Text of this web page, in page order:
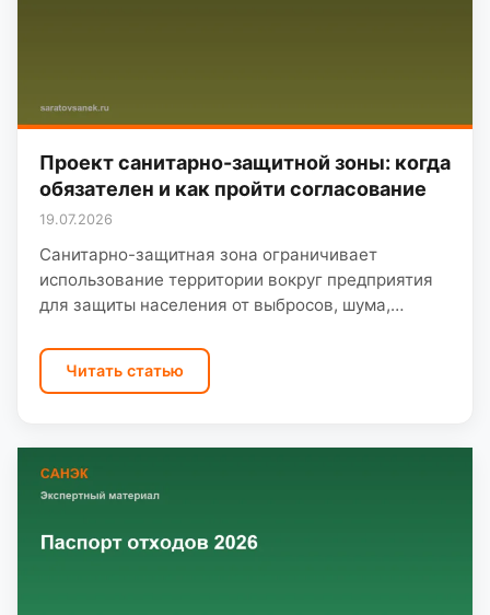
Проект санитарно-защитной зоны: когда
обязателен и как пройти согласование
19.07.2026
Санитарно-защитная зона ограничивает
использование территории вокруг предприятия
для защиты населения от выбросов, шума,
реконструкции объектов II–V класса опасности,
при изменении воздействия…
Читать статью